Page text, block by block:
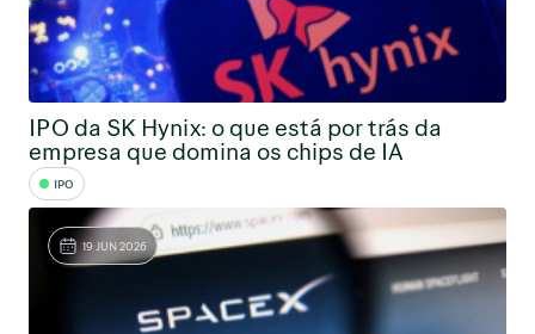
IPO da SK Hynix: o que está por trás da
empresa que domina os chips de IA
IPO
19 JUN 2026